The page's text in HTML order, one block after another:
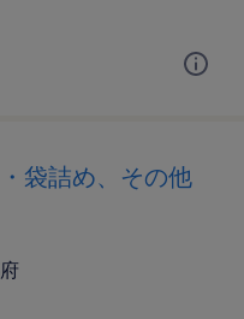
袋詰め、その他